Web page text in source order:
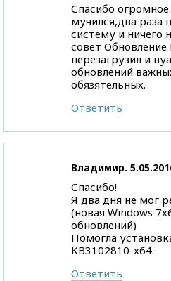
Спасибо
мучился,два раза
систему и ничего
совет
перезагрузил и
обновлений
обязятельных.
Ответить
Владимир.
Спасибо!
Я два дня не мог
(новая Windows
обновлений)
Помогла
KB3102810-x64.
Ответить